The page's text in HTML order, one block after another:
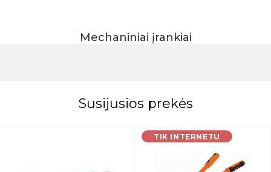
Mechaniniai įrankiai
Susijusios prekės
TIK INTERNETU